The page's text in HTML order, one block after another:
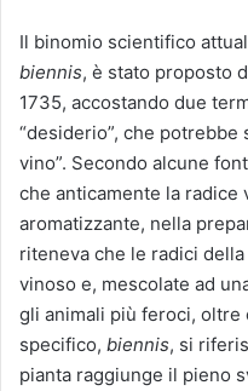
Il binomio scientifico
biennis, è stato proposto
1735, accostando due
“desiderio”, che
vino”. Secondo alcune
che anticamente la radice
aromatizzante, nella
riteneva che le radici
vinoso e, mescolate ad
gli animali più feroci, oltre
specifico, biennis, si
pianta raggiunge il pieno